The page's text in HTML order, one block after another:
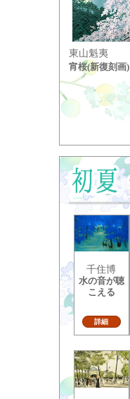
東山魁夷
宵桜(新復刻画)
千住博
水の音が聴
こえる
詳細